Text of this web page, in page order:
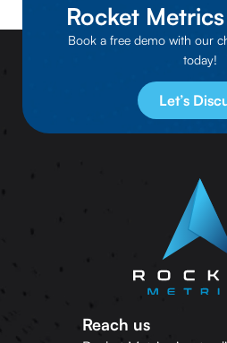
Rocket
Book a free demo with our
today!
Let’s
Reach us